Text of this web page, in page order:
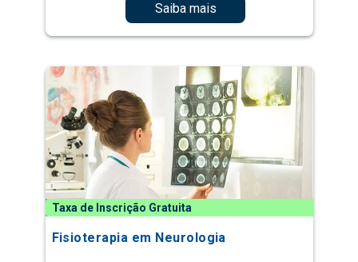
Saiba mais
Taxa de Inscrição Gratuita
Fisioterapia em Neurologia